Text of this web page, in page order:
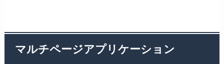
マルチページアプリケーション